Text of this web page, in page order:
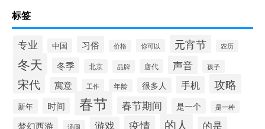
标签
专业 中国 习俗 价格 你可以 元宵节 农历
冬天 冬季 北京 品牌 唐代 声音 孩子
宋代 寓意 工作 年龄 很多人 手机 攻略
新年 时间 春节 春节期间 是一个 是一种
梦幻西游 汤圆 游戏 疫情 的人 的是